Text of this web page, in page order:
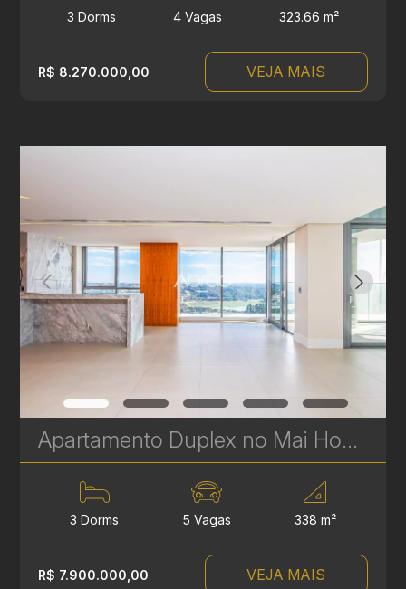
3 Dorms 4 Vagas 323.66 m²
R$ 8.270.000,00 VEJA MAIS
Apartamento Duplex no Mai Home à Venda no Ecoville – 338 m² - 3 Suítes - Vista para o Parque Barigui | Ref. 1731
3 Dorms 5 Vagas 338 m²
R$ 7.900.000,00 VEJA MAIS